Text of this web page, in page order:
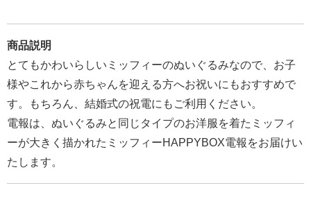
な
の
文
集
例
結
商品説明
とてもかわいらしいミッフィーのぬいぐるみなので、お子
様やこれから赤ちゃんを迎える方へお祝いにもおすすめで
す。もちろん、結婚式の祝電にもご利用ください。
電報は、ぬいぐるみと同じタイプのお洋服を着たミッフィ
ーが大きく描かれたミッフィーHAPPYBOX電報をお届けい
たします。